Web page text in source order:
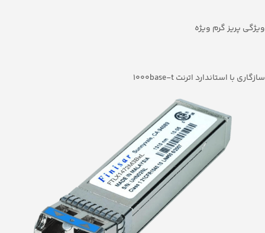
ویژگی پریز گرم ویژه
سازگاری با استاندارد اترنت 1000base-t